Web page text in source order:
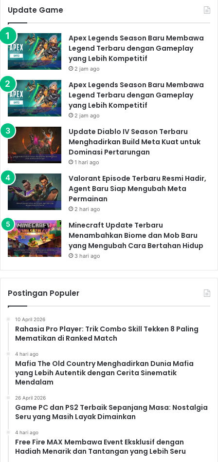
Update Game
Apex Legends Season Baru Membawa
Legend Terbaru dengan Gameplay
yang Lebih Kompetitif
2 jam ago
Apex Legends Season Baru Membawa
Legend Terbaru dengan Gameplay
yang Lebih Kompetitif
2 jam ago
Update Diablo IV Season Terbaru
Menghadirkan Build Meta Kuat untuk
Dominasi Pertarungan
1 hari ago
Valorant Episode Terbaru Resmi Hadir,
Agent Baru Siap Mengubah Meta
Permainan
2 hari ago
Minecraft Update Terbaru
Menambahkan Biome dan Mob Baru
yang Mengubah Cara Bertahan Hidup
3 hari ago
Postingan Populer
10 April 2026
Rahasia Pro Player: Trik Combo Skill Tekken 8 Paling
Mematikan di Ranked Match
4 hari ago
Mafia The Old Country Menghadirkan Dunia Mafia
yang Lebih Autentik dengan Cerita Sinematik
Mendalam
26 April 2026
Game PC dan PS2 Terbaik Sepanjang Masa: Nostalgia
Seru yang Masih Layak Dimainkan
4 hari ago
Free Fire MAX Membawa Event Eksklusif dengan
Hadiah Menarik dan Tantangan yang Lebih Seru